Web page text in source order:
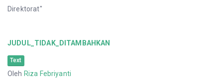
Direktorat"
JUDUL_TIDAK_DITAMBAHKAN
Text
Oleh Riza Febriyanti